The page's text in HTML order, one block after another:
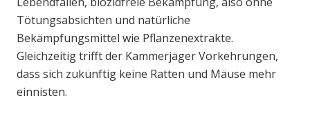
Tötungsabsichten und natürliche
Bekämpfungsmittel wie Pflanzenextrakte.
Gleichzeitig trifft der Kammerjäger Vorkehrungen,
dass sich zukünftig keine Ratten und Mäuse mehr
einnisten.